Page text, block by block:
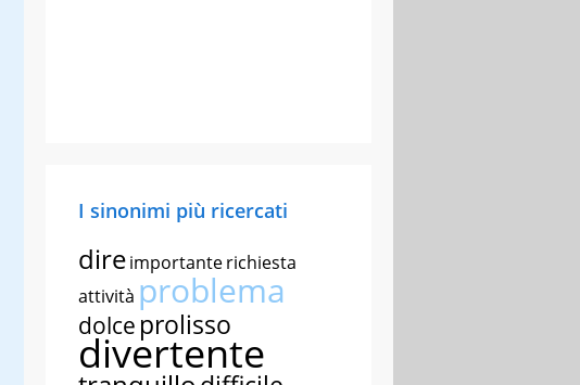
I sinonimi più ricercati
direimportanterichiesta
attività problema
dolce prolisso
divertente